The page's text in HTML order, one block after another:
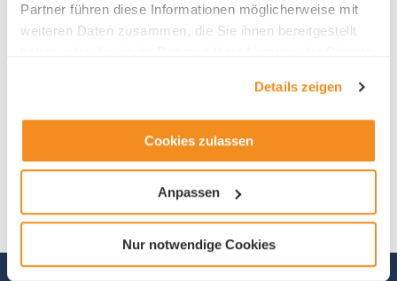
Partner führen diese Informationen möglicherweise mit
weiteren Daten zusammen, die Sie ihnen bereitgestellt
Details zeigen
Cookies zulassen
Anpassen
Nur notwendige Cookies